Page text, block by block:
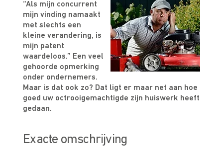
“Als mijn concurrent
mijn vinding namaakt
met slechts een
kleine verandering, is
mijn patent
waardeloos.” Een veel
gehoorde opmerking
onder ondernemers.
Maar is dat ook zo? Dat ligt er maar net aan hoe
goed uw octrooigemachtigde zijn huiswerk heeft
gedaan.
Exacte omschrijving